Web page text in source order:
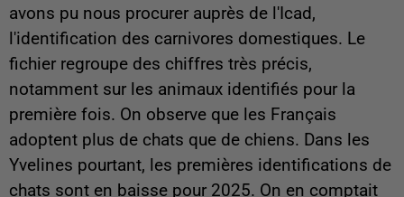
avons pu nous procurer auprès de l'Icad,
l'identification des carnivores domestiques. Le
fichier regroupe des chiffres très précis,
notamment sur les animaux identifiés pour la
première fois. On observe que les Français
adoptent plus de chats que de chiens. Dans les
Yvelines pourtant, les premières identifications de
chats sont en baisse pour 2025. On en comptait